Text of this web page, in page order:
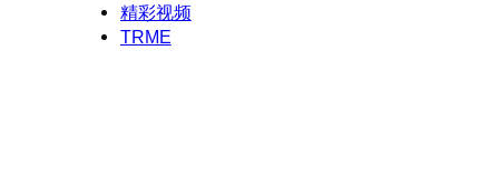
精彩视频
TRME